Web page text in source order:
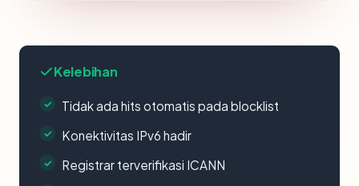
Kelebihan
Tidak ada hits otomatis pada blocklist
Konektivitas IPv6 hadir
Registrar terverifikasi ICANN